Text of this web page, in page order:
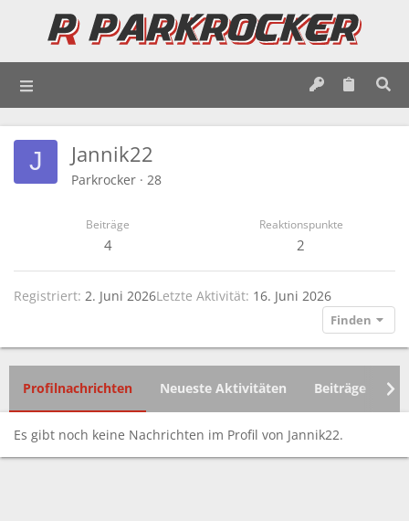
J Jannik22
Parkrocker · 28
Beiträge
4
Reaktionspunkte
2
Registriert 2. Juni 2026Letzte Aktivität 16. Juni 2026
Finden
Profilnachrichten Neueste Aktivitäten Beiträge
Es gibt noch keine Nachrichten im Profil von Jannik22.